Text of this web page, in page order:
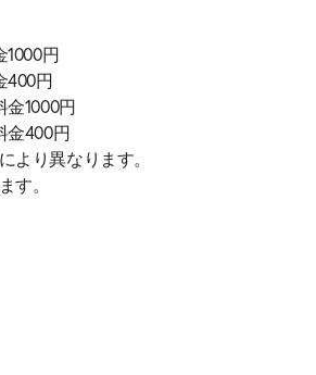
1000円
400円
金1000円
金400円
り異なります。
す。